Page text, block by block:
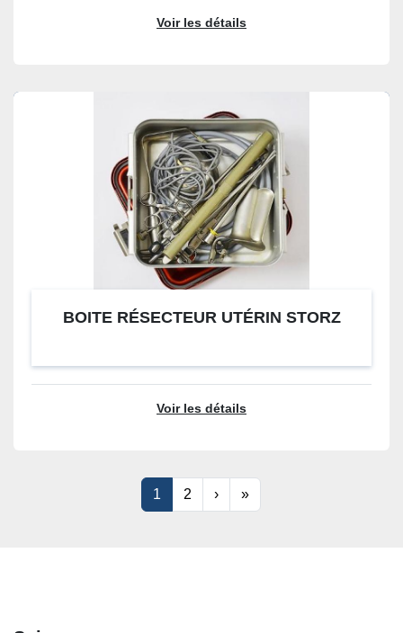
Voir les détails
BOITE RÉSECTEUR UTÉRIN STORZ
Voir les détails
1 2 › »